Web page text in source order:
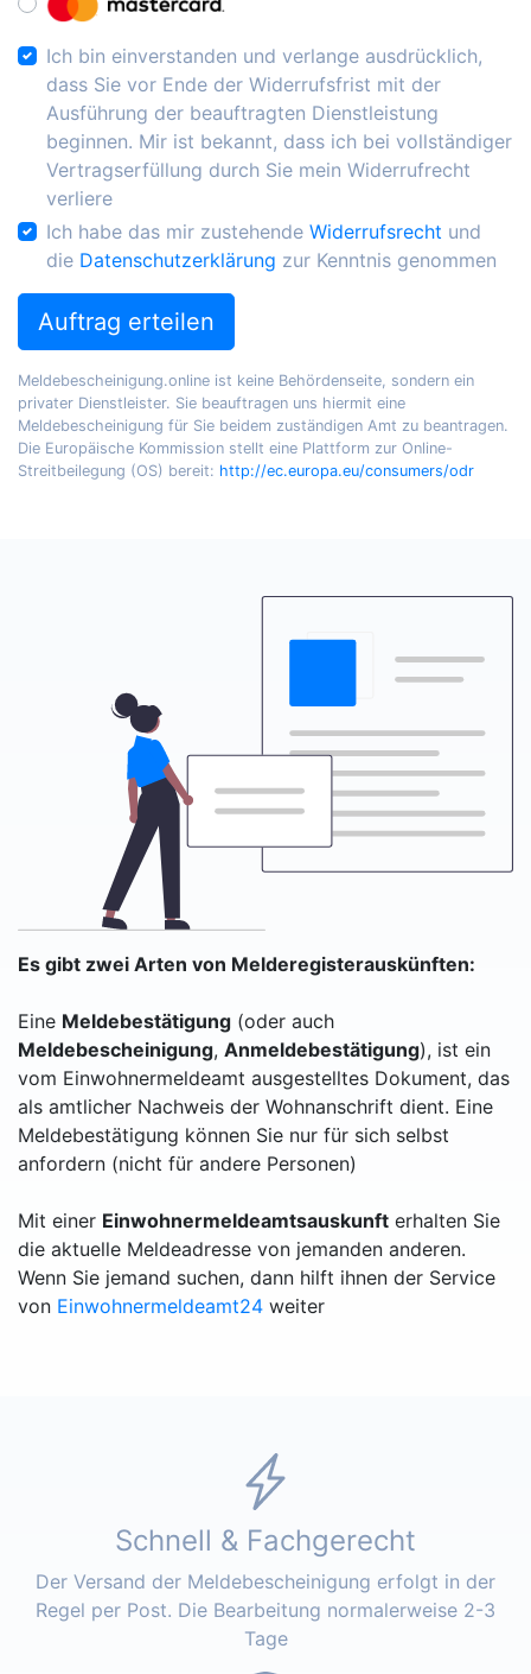
Ich bin einverstanden und verlange ausdrücklich,
dass Sie vor Ende der Widerrufsfrist mit der
Ausführung der beauftragten Dienstleistung
beginnen. Mir ist bekannt, dass ich bei vollständiger
Vertragserfüllung durch Sie mein Widerrufrecht
verliere
Ich habe das mir zustehende Widerrufsrecht und
die Datenschutzerklärung zur Kenntnis genommen
Auftrag erteilen
Meldebescheinigung.online ist keine Behördenseite, sondern ein
privater Dienstleister. Sie beauftragen uns hiermit eine
Meldebescheinigung für Sie beidem zuständigen Amt zu beantragen.
Die Europäische Kommission stellt eine Plattform zur Online-
Streitbeilegung (OS) bereit: http://ec.europa.eu/consumers/odr
Es gibt zwei Arten von Melderegisterauskünften:
Eine Meldebestätigung (oder auch
Meldebescheinigung, Anmeldebestätigung), ist ein
vom Einwohnermeldeamt ausgestelltes Dokument, das
als amtlicher Nachweis der Wohnanschrift dient. Eine
Meldebestätigung können Sie nur für sich selbst
anfordern (nicht für andere Personen)
Mit einer Einwohnermeldeamtsauskunft erhalten Sie
die aktuelle Meldeadresse von jemanden anderen.
Wenn Sie jemand suchen, dann hilft ihnen der Service
von Einwohnermeldeamt24 weiter
Schnell & Fachgerecht
Der Versand der Meldebescheinigung erfolgt in der
Regel per Post. Die Bearbeitung normalerweise 2-3
Tage